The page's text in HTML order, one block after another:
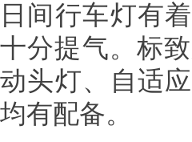
日间行车灯有
十分提气。标
动头灯、自适
均有配备。